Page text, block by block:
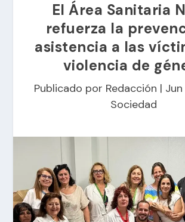
El Área Sanitaria
refuerza la
asistencia a las
violencia de
Publicado por Redacción |
Sociedad